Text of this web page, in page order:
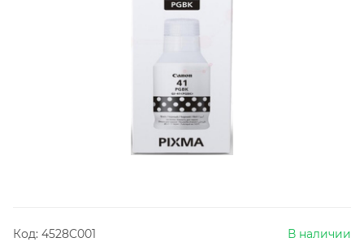
Код: 4528C001 В наличии